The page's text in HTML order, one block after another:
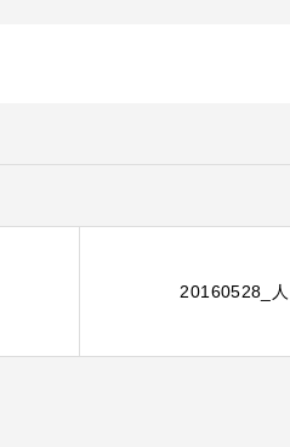
20160528_